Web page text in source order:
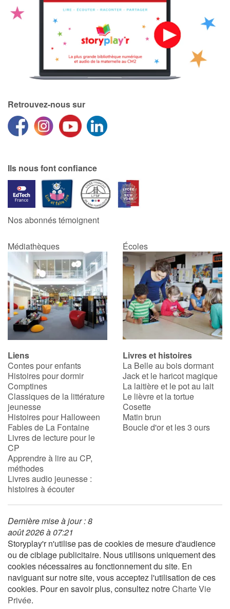
Retrouvez-nous sur
Ils nous font confiance
Nos abonnés témoignent
Médiathèques Écoles
Liens
Contes pour enfants
Histoires pour dormir
Comptines
Classiques de la littérature
jeunesse
Histoires pour Halloween
Fables de La Fontaine
Livres de lecture pour le
CP
Apprendre à lire au CP,
méthodes
Livres audio jeunesse :
histoires à écouter
Livres et histoires
La Belle au bois dormant
Jack et le haricot magique
La laitière et le pot au lait
Le lièvre et la tortue
Cosette
Matin brun
Boucle d'or et les 3 ours
Dernière mise à jour : 8
août 2026 à 07:21
Storyplay'r n'utilise pas de cookies de mesure d'audience
ou de ciblage publicitaire. Nous utilisons uniquement des
cookies nécessaires au fonctionnement du site. En
naviguant sur notre site, vous acceptez l'utilisation de ces
cookies. Pour en savoir plus, consultez notreCharte Vie
Privée.